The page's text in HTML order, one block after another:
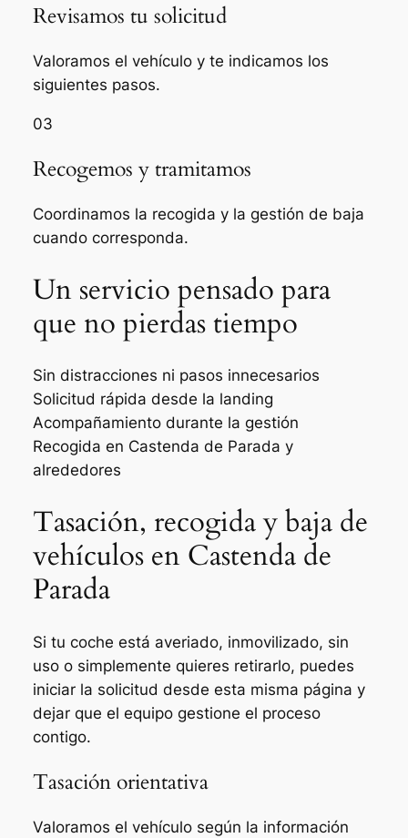
Revisamos tu solicitud
Valoramos el vehículo y te indicamos los
siguientes pasos.
03
Recogemos y tramitamos
Coordinamos la recogida y la gestión de baja
cuando corresponda.
Un servicio pensado para
que no pierdas tiempo
Sin distracciones ni pasos innecesarios
Solicitud rápida desde la landing
Acompañamiento durante la gestión
Recogida en Castenda de Parada y
alrededores
Tasación, recogida y baja de
vehículos en Castenda de
Parada
Si tu coche está averiado, inmovilizado, sin
uso o simplemente quieres retirarlo, puedes
iniciar la solicitud desde esta misma página y
dejar que el equipo gestione el proceso
contigo.
Tasación orientativa
Valoramos el vehículo según la información